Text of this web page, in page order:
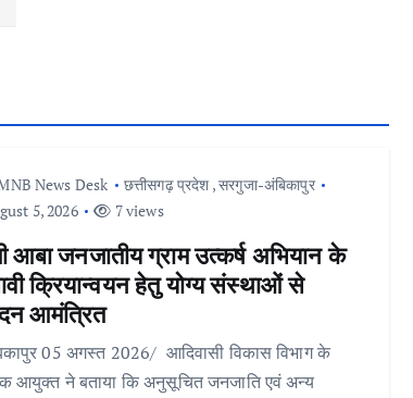
News Desk छत्तीसगढ़ प्रदेश ,सरगुजा-अंबिकापुर
5, 2026
7 views
आबा जनजातीय ग्राम उत्कर्ष अभियान के
क्रियान्वयन हेतु योग्य संस्थाओं से
आमंत्रित
05 अगस्त 2026/ आदिवासी विकास विभाग के
आयुक्त ने बताया कि अनुसूचित जनजाति एवं अन्य